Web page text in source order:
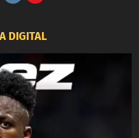
DIGITAL